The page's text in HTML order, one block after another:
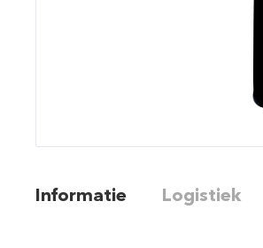
Informatie Logistiek